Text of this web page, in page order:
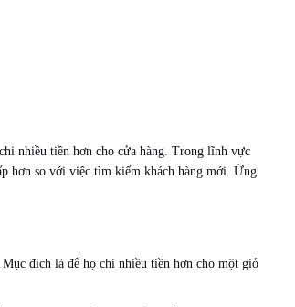
nhiều tiền hơn cho cửa hàng. Trong lĩnh vực
hơn so với việc tìm kiếm khách hàng mới. Ứng
đích là để họ chi nhiều tiền hơn cho một giỏ